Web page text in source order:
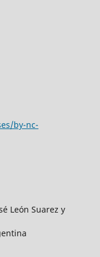
by-nc-
León Suarez y